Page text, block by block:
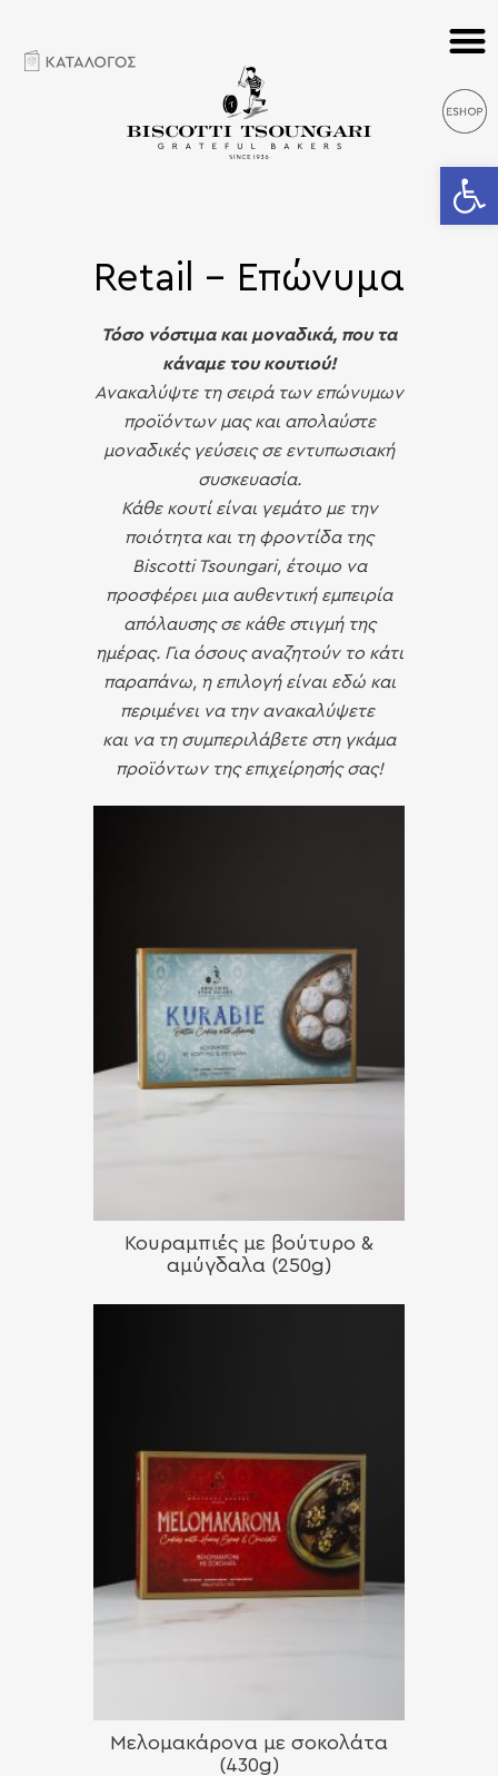
Retail - Επώνυμα
Τόσο νόστιμα και μοναδικά, που τα
κάναμε του κουτιού!
Ανακαλύψτε τη σειρά των επώνυμων
προϊόντων μας και απολαύστε
μοναδικές γεύσεις σε εντυπωσιακή
συσκευασία.
Κάθε κουτί είναι γεμάτο με την
ποιότητα και τη φροντίδα της
Biscotti Tsoungari, έτοιμο να
προσφέρει μια αυθεντική εμπειρία
απόλαυσης σε κάθε στιγμή της
ημέρας. Για όσους αναζητούν το κάτι
παραπάνω, η επιλογή είναι εδώ και
περιμένει να την ανακαλύψετε
και να τη συμπεριλάβετε στη γκάμα
προϊόντων της επιχείρησής σας!
Κουραμπιές με βούτυρο &
αμύγδαλα (250g)
Μελομακάρονα με σοκολάτα
(430g)